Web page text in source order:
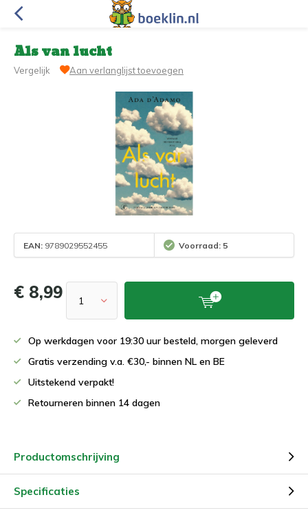
Als van lucht
Vergelijk Aan verlanglijst toevoegen
EAN: 9789029552455 Voorraad: 5
€ 8,99
Op werkdagen voor 19:30 uur besteld, morgen geleverd
Gratis verzending v.a. €30,- binnen NL en BE
Uitstekend verpakt!
Retourneren binnen 14 dagen
Productomschrijving
Specificaties